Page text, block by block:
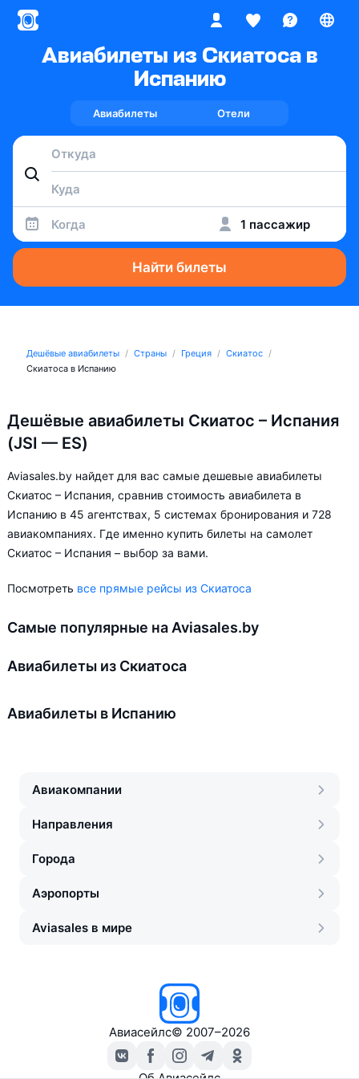
Авиабилеты из Скиатоса в
Испанию
Авиабилеты Отели
Когда 1 пассажир
Найти билеты
Дешёвые авиабилеты Страны Греция
Скиатос
Скиатоса в Испанию
Дешёвые авиабилеты Скиатос – Испания
(JSI — ES)
Aviasales.by найдет для вас самые дешевые авиабилеты
Скиатос – Испания, сравнив стоимость авиабилета в
Испанию в 45 агентствах, 5 системах бронирования и 728
авиакомпаниях. Где именно купить билеты на самолет
Скиатос – Испания – выбор за вами.
Посмотреть все прямые рейсы из Скиатоса
Самые популярные на Aviasales.by
Авиабилеты из Скиатоса
Авиабилеты в Испанию
Авиакомпании
Направления
Города
Аэропорты
Aviasales в мире
Авиасейлс© 2007–2026